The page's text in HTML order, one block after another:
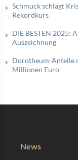
Schmuck schlägt
Rekordkurs
DIE BESTEN 2025:
Auszeichnung
Dorotheum-Anteile
Millionen Euro
News